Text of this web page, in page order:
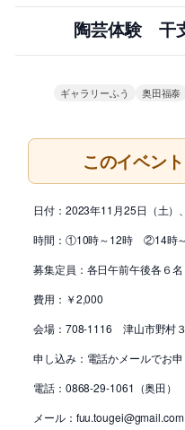
陶芸体験 干
ギャラリーふう 奥田福泰
このイベン
日付：2023年11月25日（土）
時間：①10時～12時 ②14時
募集定員：各日午前午後各６名
費用：￥2,000
会場：708-1116 津山市野
申し込み：電話かメールでお申
電話：0868-29-1061（奥田）
メール：fuu.tougei@gmail.com